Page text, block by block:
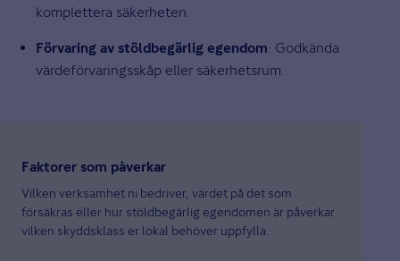
komplettera säkerheten.
Förvaring av stöldbegärlig egendom: Godkända
värdeförvaringsskåp eller säkerhetsrum.
Faktorer som påverkar
Vilken verksamhet ni bedriver, värdet på det som
försäkras eller hur stöldbegärlig egendomen är påverkar
vilken skyddsklass er lokal behöver uppfylla.